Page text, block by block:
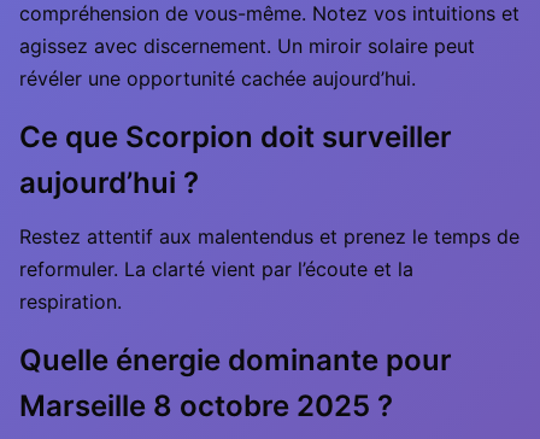
compréhension de vous-même. Notez vos intuitions et
agissez avec discernement. Un miroir solaire peut
révéler une opportunité cachée aujourd’hui.
Ce que Scorpion doit surveiller
aujourd’hui ?
Restez attentif aux malentendus et prenez le temps de
reformuler. La clarté vient par l’écoute et la
respiration.
Quelle énergie dominante pour
Marseille 8 octobre 2025 ?